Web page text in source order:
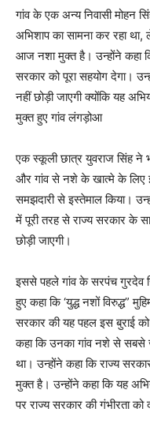
गांव के एक अन्य निवासी
अभिशाप का सामना कर रहा
आज नशा मुक्त है। उन्होंने कहा
सरकार को पूरा सहयोग देगा।
नहीं छोड़ी जाएगी क्योंकि यह
मुक्त हुए गांव लंगड़ोआ
एक स्कूली छात्र युवराज सिंह ने
और गांव से नशे के खात्मे के लिए
समझदारी से इस्तेमाल किया।
में पूरी तरह से राज्य सरकार के
छोड़ी जाएगी।
इससे पहले गांव के सरपंच गुरदेव
हुए कहा कि ‘युद्ध नशों विरुद्ध”
सरकार की यह पहल इस बुराई
कहा कि उनका गांव नशे से सबसे
था। उन्होंने कहा कि राज्य
मुक्त है। उन्होंने कहा कि यह
पर राज्य सरकार की गंभीरता को